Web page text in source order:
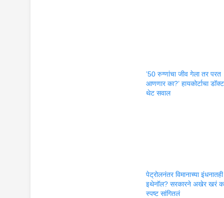
’50 रुग्णांचा जीव गेला तर परत
आणणार का?’ हायकोर्टाचा
थेट सवाल
पेट्रोलनंतर विमानाच्या इंधनातही
इथेनॉल? सरकारने अखेर खरं
स्पष्ट सांगितलं